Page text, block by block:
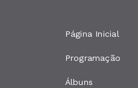
Página Inicial
Programação
Álbuns